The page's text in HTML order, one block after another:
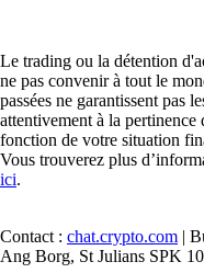
Le trading ou la détention
ne pas convenir à tout le
passées ne garantissent pas
attentivement à la pertinence
fonction de votre situation
Vous trouverez plus
ici.
Contact : chat.crypto.com |
Ang Borg, St Julians SPK